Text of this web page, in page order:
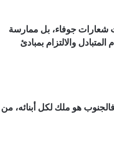
شعارات جوفاء، بل ممارسة
والالتزام بمبادئ
هو ملك لكل أبنائه، من